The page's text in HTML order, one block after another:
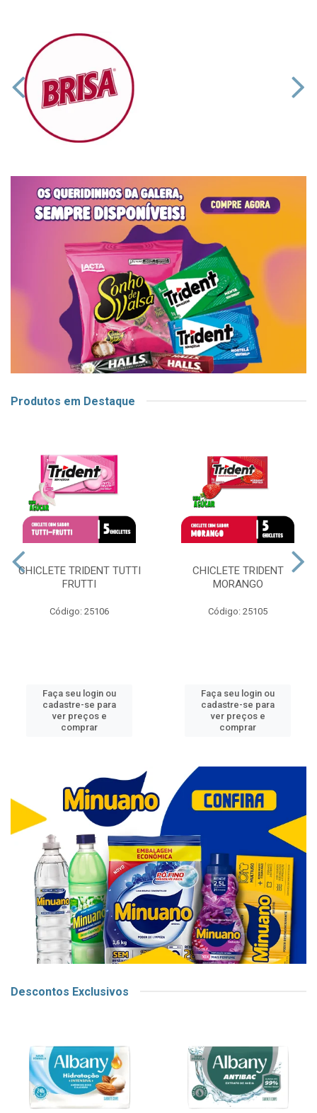
Produtos em Destaque
CHICLETE TRIDENT TUTTI
FRUTTI
Código: 25106
Faça seu login ou
cadastre-se para
ver preços e
comprar
CHICLETE TRIDENT
MORANGO
Código: 25105
Faça seu login ou
cadastre-se para
ver preços e
comprar
Descontos Exclusivos